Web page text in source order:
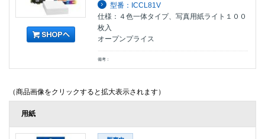
型番：ICCL81V
仕様：４色一体タイプ、写真用紙ライト１００
枚入
オープンプライス
備考：
（商品画像をクリックすると拡大表示されます）
用紙